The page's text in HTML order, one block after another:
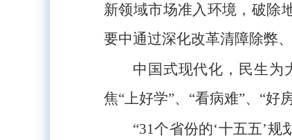
新领域市场准入环境，破除
要中通过深化改革清障除弊
中国式现代化，民生为
焦“上好学”、“看病难”、“好
“31个省份的‘十五五’